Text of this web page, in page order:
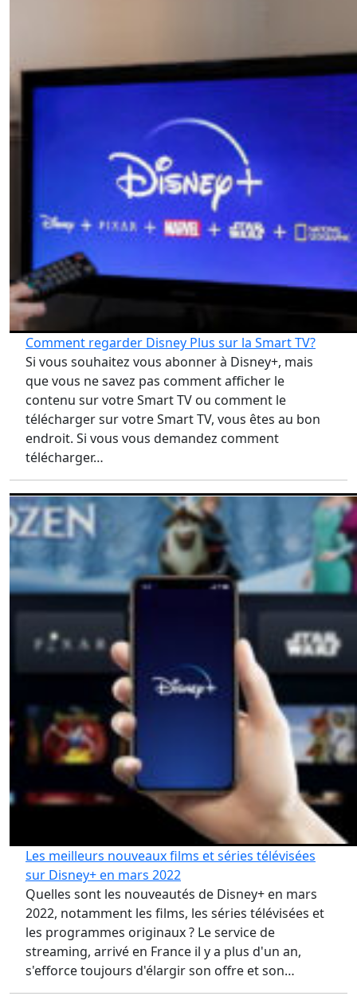
Comment regarder Disney Plus sur la Smart TV?
Si vous souhaitez vous abonner à Disney+, mais
que vous ne savez pas comment afficher le
contenu sur votre Smart TV ou comment le
télécharger sur votre Smart TV, vous êtes au bon
endroit. Si vous vous demandez comment
télécharger…
Les meilleurs nouveaux films et séries télévisées
sur Disney+ en mars 2022
Quelles sont les nouveautés de Disney+ en mars
2022, notamment les films, les séries télévisées et
les programmes originaux ? Le service de
streaming, arrivé en France il y a plus d'un an,
s'efforce toujours d'élargir son offre et son…